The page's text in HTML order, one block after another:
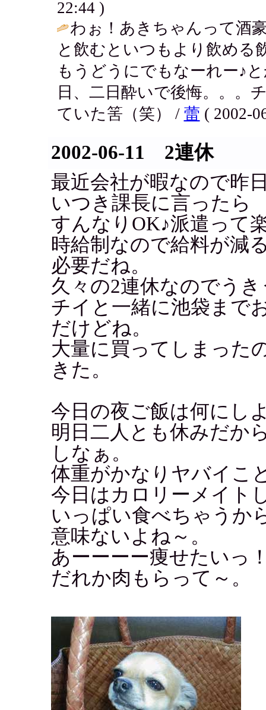
22:44 )
わぉ！あきちゃんって酒
と飲むといつもより飲める
もうどうにでもなーれー♪
日、二日酔いで後悔。。。
ていた筈（笑） / 蕾 ( 2002-
2002-06-11 2連休
最近会社が暇なので昨
いつき課長に言ったら
すんなりOK♪派遣って
時給制なので給料が減
必要だね。
久々の2連休なのでう
チイと一緒に池袋まで
だけどね。
大量に買ってしまった
きた。
今日の夜ご飯は何にし
明日二人とも休みだか
しなぁ。
体重がかなりヤバイこ
今日はカロリーメイト
いっぱい食べちゃうか
意味ないよね～。
あーーーー痩せたいっ
だれか肉もらって～。